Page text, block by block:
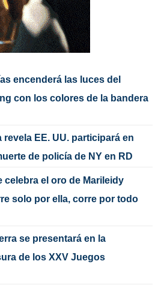
encenderá las luces del
con los colores de la bandera
revela EE. UU. participará en
de policía de NY en RD
celebra el oro de Marileidy
solo por ella, corre por todo
se presentará en la
de los XXV Juegos